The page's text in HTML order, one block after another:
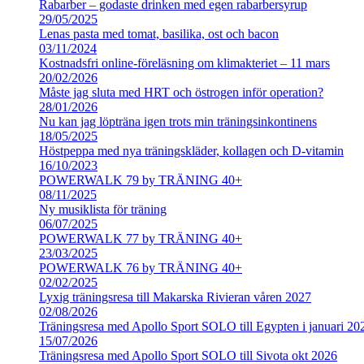
Rabarber – godaste drinken med egen rabarbersyrup
29/05/2025
Lenas pasta med tomat, basilika, ost och bacon
03/11/2024
Kostnadsfri online-föreläsning om klimakteriet – 11 mars
20/02/2026
Måste jag sluta med HRT och östrogen inför operation?
28/01/2026
Nu kan jag löpträna igen trots min träningsinkontinens
18/05/2025
Höstpeppa med nya träningskläder, kollagen och D-vitamin
16/10/2023
POWERWALK 79 by TRÄNING 40+
08/11/2025
Ny musiklista för träning
06/07/2025
POWERWALK 77 by TRÄNING 40+
23/03/2025
POWERWALK 76 by TRÄNING 40+
02/02/2025
Lyxig träningsresa till Makarska Rivieran våren 2027
02/08/2026
Träningsresa med Apollo Sport SOLO till Egypten i januari
15/07/2026
Träningsresa med Apollo Sport SOLO till Sivota okt 2026